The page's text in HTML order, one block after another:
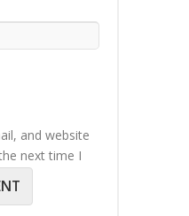
and website
next time I